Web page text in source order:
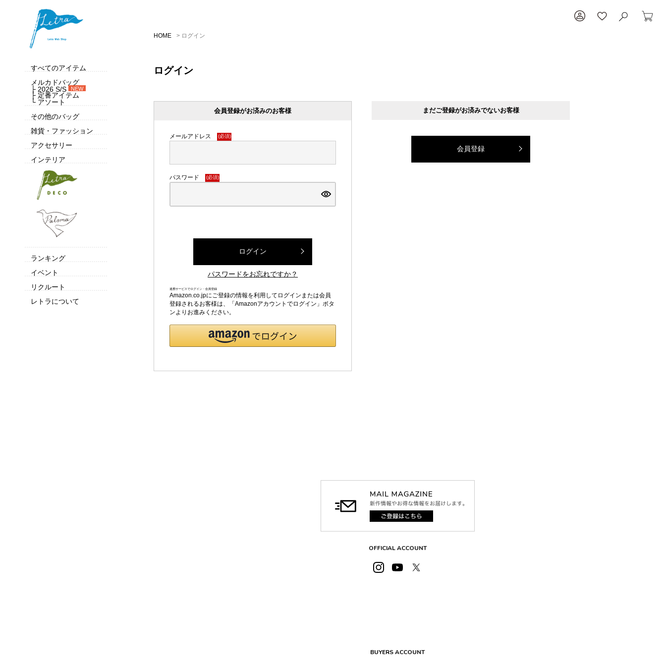
すべてのアイテム
メルカドバッグ
├ 2026 S/S
NEW
├ 定番アイテム
└ アソート
その他のバッグ
雑貨・ファッション
アクセサリー
インテリア
ランキング
イベント
リクルート
レトラについて
HOME ログイン
ログイン
会員登録がお済みのお客様
メールアドレス (必須)
パスワード (必須)
ログイン
パスワードをお忘れですか？
連携サービスでログイン・会員登録
Amazon.co.jpにご登録の情報を利用してログインまたは会員
登録されるお客様は、「Amazonアカウントでログイン」ボタ
ンよりお進みください。
まだご登録がお済みでないお客様
会員登録
OFFICIAL ACCOUNT
BUYERS ACCOUNT